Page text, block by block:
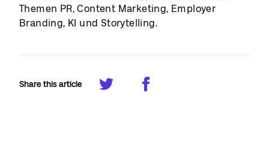
Themen PR, Content Marketing, Employer
Branding, KI und Storytelling.
Share this article